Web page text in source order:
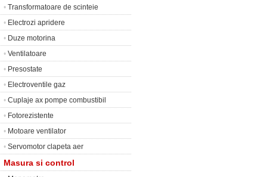
• Transformatoare de scinteie
• Electrozi apridere
• Duze motorina
• Ventilatoare
• Presostate
• Electroventile gaz
• Cuplaje ax pompe combustibil
• Fotorezistente
• Motoare ventilator
• Servomotor clapeta aer
Masura si control